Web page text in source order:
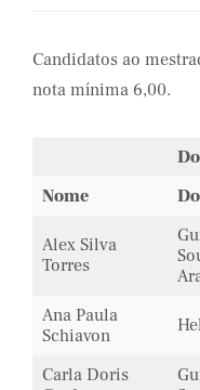
Candidatos ao
nota mínima 6,00.
Nome
Alex Silva
Torres
Ana Paula
Schiavon
Carla Doris